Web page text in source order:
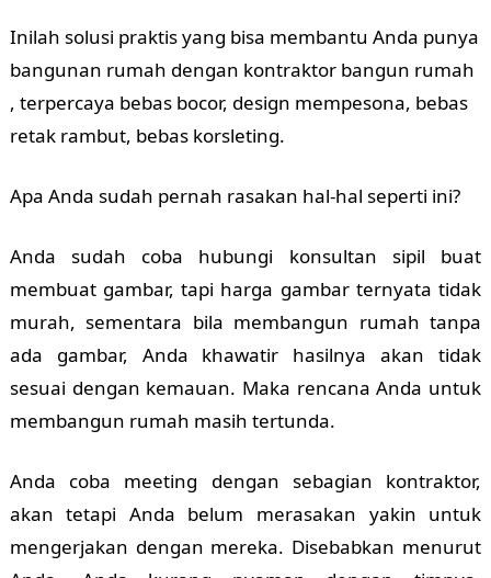
Inilah solusi praktis yang bisa membantu Anda punya
bangunan rumah dengan kontraktor bangun rumah
, terpercaya bebas bocor, design mempesona, bebas
retak rambut, bebas korsleting.
Apa Anda sudah pernah rasakan hal-hal seperti ini?
Anda sudah coba hubungi konsultan sipil buat
membuat gambar, tapi harga gambar ternyata tidak
murah, sementara bila membangun rumah tanpa
ada gambar, Anda khawatir hasilnya akan tidak
sesuai dengan kemauan. Maka rencana Anda untuk
membangun rumah masih tertunda.
Anda coba meeting dengan sebagian kontraktor,
akan tetapi Anda belum merasakan yakin untuk
mengerjakan dengan mereka. Disebabkan menurut